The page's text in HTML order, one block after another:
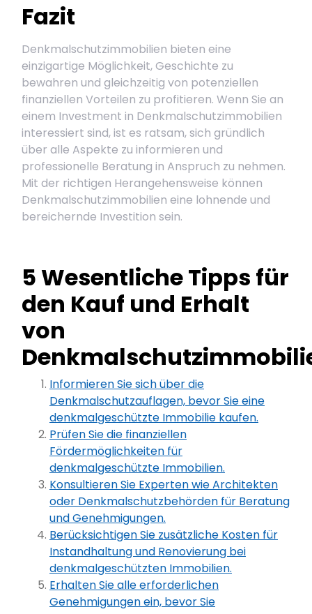
Fazit
Denkmalschutzimmobilien bieten eine
einzigartige Möglichkeit, Geschichte zu
bewahren und gleichzeitig von potenziellen
finanziellen Vorteilen zu profitieren. Wenn Sie an
einem Investment in Denkmalschutzimmobilien
interessiert sind, ist es ratsam, sich gründlich
über alle Aspekte zu informieren und
professionelle Beratung in Anspruch zu nehmen.
Mit der richtigen Herangehensweise können
Denkmalschutzimmobilien eine lohnende und
bereichernde Investition sein.
5 Wesentliche Tipps für
den Kauf und Erhalt
von
Informieren Sie sich über die
Denkmalschutzauflagen, bevor Sie eine
denkmalgeschützte Immobilie kaufen.
Prüfen Sie die finanziellen
Fördermöglichkeiten für
denkmalgeschützte Immobilien.
Konsultieren Sie Experten wie Architekten
oder Denkmalschutzbehörden für Beratung
und Genehmigungen.
Berücksichtigen Sie zusätzliche Kosten für
Instandhaltung und Renovierung bei
denkmalgeschützten Immobilien.
Erhalten Sie alle erforderlichen
Genehmigungen ein, bevor Sie